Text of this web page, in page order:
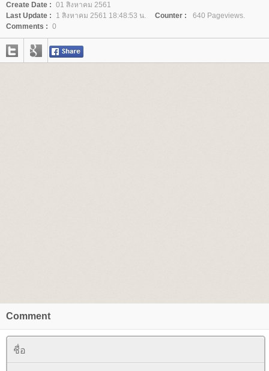
Create Date : 01 สิงหาคม 2561
Last Update :
1 สิงหาคม 2561 18:48:53 น. Counter :
640 Pageviews.
Comments : 0
Comment